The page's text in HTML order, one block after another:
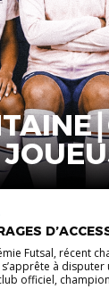
Futsal, récent
à
officiel,